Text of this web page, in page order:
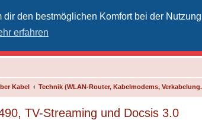
den bestmöglichen Komfort bei der
erfahren
Kabel Technik (WLAN-Router, Kabelmodems,
TV-Streaming und Docsis 3.0